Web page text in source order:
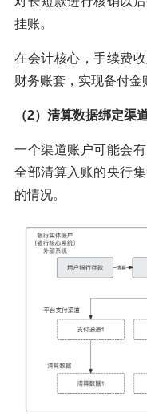
挂账。
在会计核心，手续费
财务账套，实现备付金
（2）清算数据绑定渠
一个渠道账户可能会
全部清算入账的央行
的情况。